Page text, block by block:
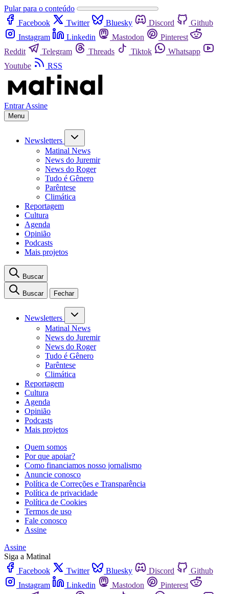
Pular para o conteúdo
Facebook
Twitter Bluesky Discord
Github
Instagram
Linkedin Mastodon
Pinterest
Reddit
Telegram Threads Tiktok
Whatsapp
Youtube
RSS
Entrar Assine
Menu
Newsletters
Matinal News
News do Juremir
News do Roger
Tudo é Gênero
Parêntese
Climática
Reportagem
Cultura
Agenda
Opinião
Podcasts
Mais projetos
Buscar
Buscar Fechar
Newsletters
Matinal News
News do Juremir
News do Roger
Tudo é Gênero
Parêntese
Climática
Reportagem
Cultura
Agenda
Opinião
Podcasts
Mais projetos
Quem somos
Por que apoiar?
Como financiamos nosso jornalismo
Anuncie conosco
Política de Correções e Transparência
Política de privacidade
Política de Cookies
Termos de uso
Fale conosco
Assine
Assine
Siga a Matinal
Facebook
Twitter Bluesky Discord
Github
Instagram
Linkedin Mastodon
Pinterest